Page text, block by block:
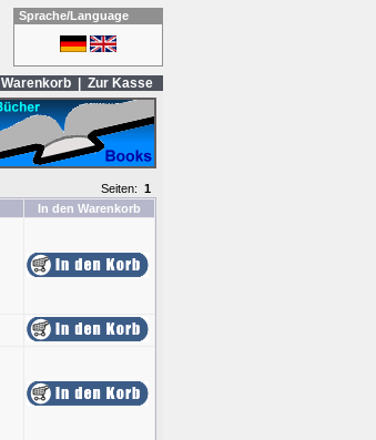
Sprache/Language
Warenkorb Zur Kasse
Seiten: 1
In den Warenkorb